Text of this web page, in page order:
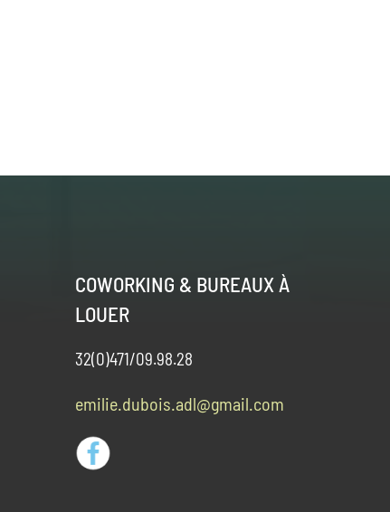
COWORKING & BUREAUX À
LOUER
32(0)471/09.98.28
emilie.dubois.adl@gmail.com